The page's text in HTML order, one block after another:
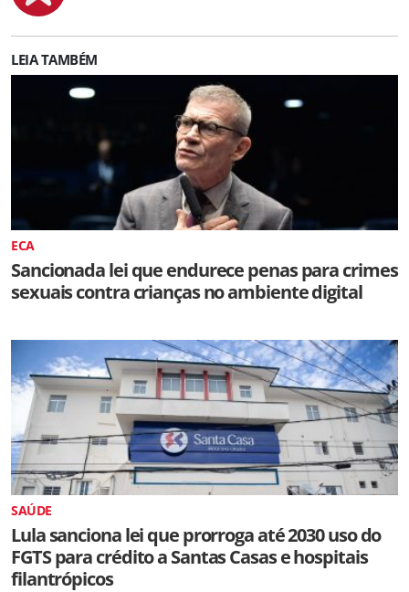
LEIA TAMBÉM
ECA
Sancionada lei que endurece penas para crimes
sexuais contra crianças no ambiente digital
SAÚDE
Lula sanciona lei que prorroga até 2030 uso do
FGTS para crédito a Santas Casas e hospitais
filantrópicos